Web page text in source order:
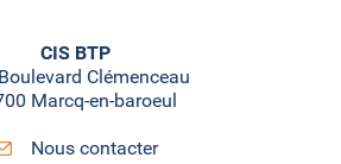
CIS BTP
Clémenceau
Marcq-en-baroeul
Nous contacter